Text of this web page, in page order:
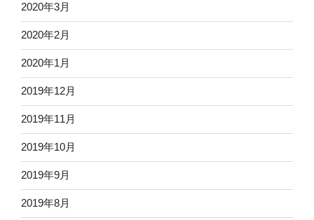
2020年3月
2020年2月
2020年1月
2019年12月
2019年11月
2019年10月
2019年9月
2019年8月